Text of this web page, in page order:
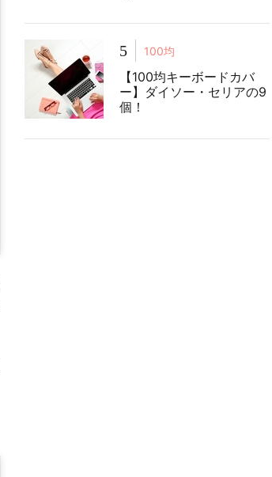
5 100均
【100均キーボードカバ
ー】ダイソー・セリアの9
個！